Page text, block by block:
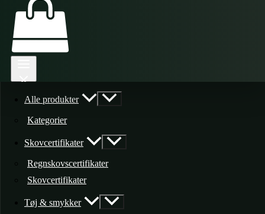
Alle produkter
Kategorier
Skovcertifikater
Regnskovscertifikater
Skovcertifikater
Tøj & smykker